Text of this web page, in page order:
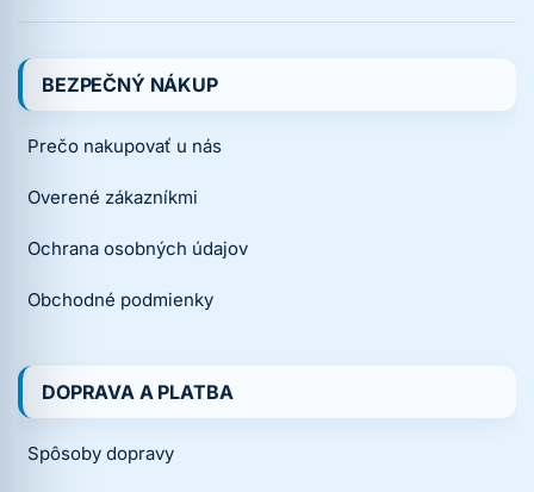
BEZPEČNÝ NÁKUP
Prečo nakupovať u nás
Overené zákazníkmi
Ochrana osobných údajov
Obchodné podmienky
DOPRAVA A PLATBA
Spôsoby dopravy